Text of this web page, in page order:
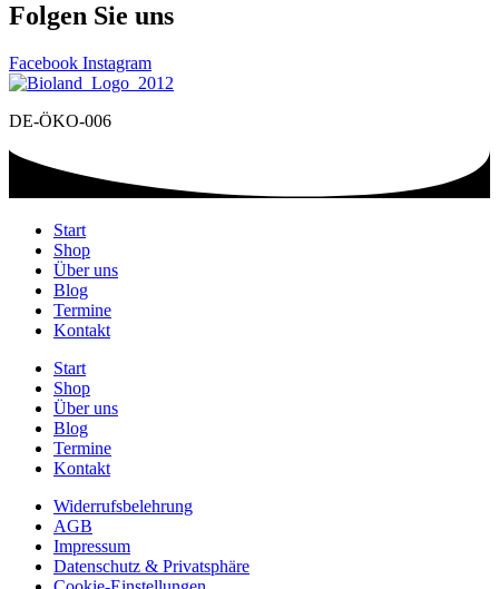
Folgen Sie uns
Facebook Instagram
DE-ÖKO-006
Start
Shop
Über uns
Blog
Termine
Kontakt
Start
Shop
Über uns
Blog
Termine
Kontakt
Widerrufsbelehrung
AGB
Impressum
Datenschutz & Privatsphäre